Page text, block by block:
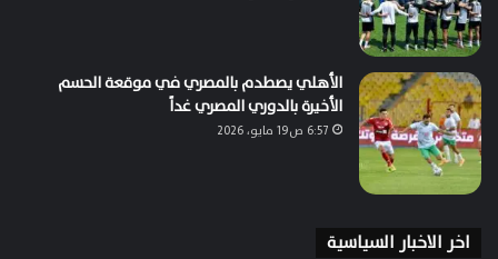
الأهلي يصطدم بالمصري في موقعة الحسم
الأخيرة بالدوري المصري غداً
6:57 ص19 مايو، 2026
اخر الاخبار السياسية